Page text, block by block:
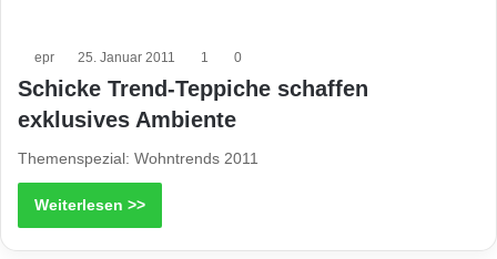
epr 25. Januar 2011 1 0
Schicke Trend-Teppiche schaffen
exklusives Ambiente
Themenspezial: Wohntrends 2011
Weiterlesen >>